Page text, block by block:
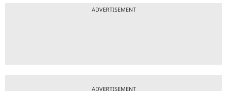
ADVERTISEMENT
ADVERTISEMENT